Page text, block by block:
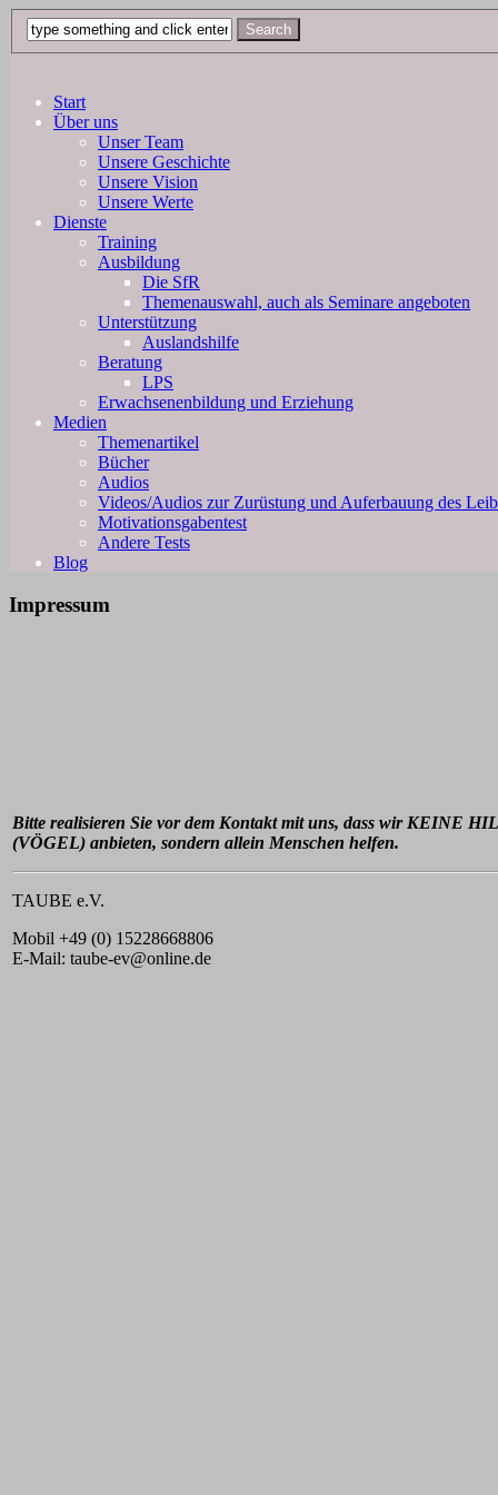
Start
Über uns
Unser Team
Unsere Geschichte
Unsere Vision
Unsere Werte
Dienste
Training
Ausbildung
Die SfR
Themenauswahl, auch als Seminare angeboten
Unterstützung
Auslandshilfe
Beratung
LPS
Erwachsenenbildung und Erziehung
Medien
Themenartikel
Bücher
Audios
Videos/Audios zur Zurüstung und Auferbauung des
Motivationsgabentest
Andere Tests
Blog
Impressum
Bitte realisieren Sie vor dem Kontakt mituns, dass wir KEINE
(VÖGEL) anbieten, sondern allein Menschen helfen.
TAUBE e.V.
Mobil +49 (0) 15228668806
E-Mail: taube-ev@online.de